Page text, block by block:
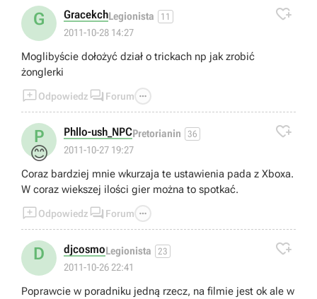
G GracekchLegionista 11
2011-10-28 14:27

Moglibyście dołożyć dział o trickach np jak zrobić
żonglerki
Odpowiedz  Forum 
P
😊
Phllo-ush_NPCPretorianin 36
2011-10-27 19:27

Coraz bardziej mnie wkurzaja te ustawienia pada z Xboxa.
W coraz wiekszej ilości gier można to spotkać.
Odpowiedz  Forum 
D djcosmoLegionista 23
2011-10-26 22:41

Poprawcie w poradniku jedną rzecz, na filmie jest ok ale w